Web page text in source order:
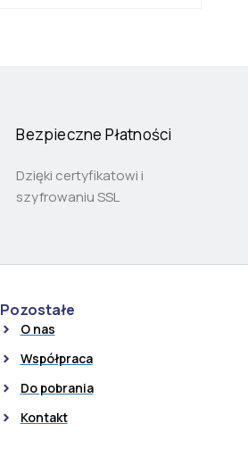
Bezpieczne Płatności
Dzięki certyfikatowi i
szyfrowaniu SSL
Pozostałe
O nas
Współpraca
Do pobrania
Kontakt